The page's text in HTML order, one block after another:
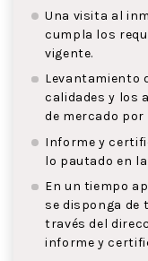
Una visita al
cumpla los
vigente.
Levantamiento
calidades y los
de mercado
Informe y
lo pautado en
En un tiempo
se disponga de
través del
informe y